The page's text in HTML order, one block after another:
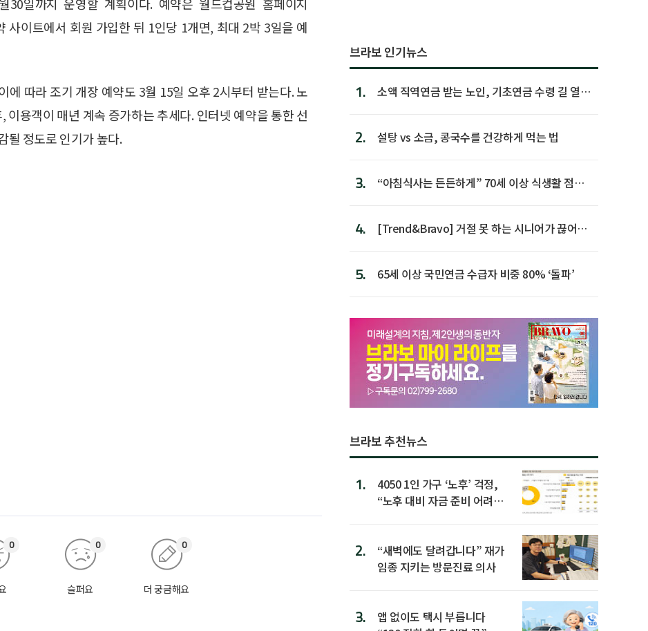
이트에서 회원 가입한 뒤 1인당 1개면, 최대 2박 3일을 예
에 따라 조기 개장 예약도 3월 15일 오후 2시부터 받는다. 노
용객이 매년 계속 증가하는 추세다. 인터넷 예약을 통한 선
될 정도로 인기가 높다.
0
슬퍼요
0
더 궁금해요
0
브라보 인기뉴스
1.
소액 직역연금 받는 노인, 기초연금 수령 길 열린
2. 설탕 vs 소금, 콩국수를 건강하게 먹는 법
3.
“아침식사는 든든하게” 70세 이상 식생활 점수
4.
[Trend&Bravo] 거절 못 하는 시니어가 끊어야
5. 65세 이상 국민연금 수급자 비중 80% ‘돌파’
브라보 추천뉴스
1.
4050 1인 가구 ‘노후’ 걱정,
“노후 대비 자금 준비 어려
2.
“새벽에도 달려갑니다” 재가
임종 지키는 방문진료 의사
3.
앱 없이도 택시 부릅니다